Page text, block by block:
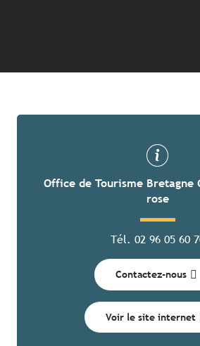
Office de Tourisme Bretagne
rose
Tél. 02 96 05 60
Contactez-nous
Voir le site internet